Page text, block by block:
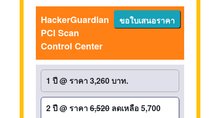
ขอใบเสนอราคา
HackerGuardian
PCI Scan
Control Center
1 ปี@ ราคา 3,260 บาท.
2 ปี@ ราคา6,520 ลดเหลือ 5,700